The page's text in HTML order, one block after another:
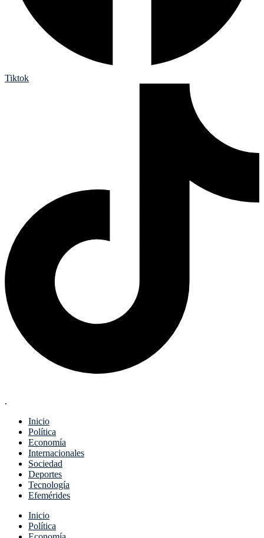
Tiktok
.
Inicio
Política
Economía
Internacionales
Sociedad
Deportes
Tecnología
Efemérides
Menu
Inicio
Política